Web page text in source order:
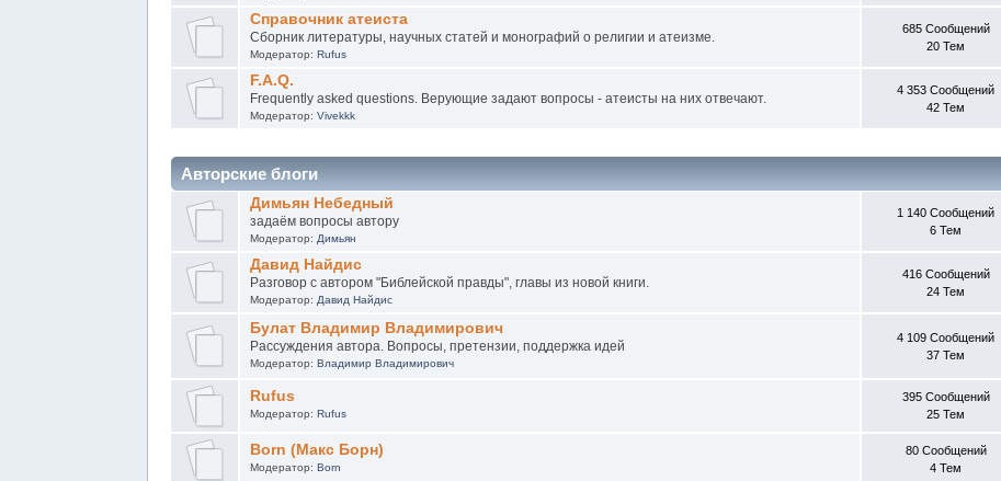
Справочник атеиста
Сборник литературы, научных статей и монографий о религии и атеизме.
Модератор:Rufus
685 Сообщений
20 Тем
F.A.Q.
Frequently asked questions. Верующие задают вопросы - атеисты на них отвечают.
Модератор:Vivekkk
4 353 Сообщений
42 Тем
Авторские блоги
Димьян Небедный
задаём вопросы автору
Модератор: Димьян
1 140 Сообщений
6 Тем
Давид Найдис
Разговор с автором "Библейской правды", главы из новой книги.
Модератор: Давид Найдис
416 Сообщений
24 Тем
Булат Владимир Владимирович
Рассуждения автора. Вопросы, претензии, поддержка идей
Модератор:Владимир Владимирович
4 109 Сообщений
37 Тем
Rufus
Модератор:Rufus
395 Сообщений
25 Тем
Born (Макс Борн)
Модератор:Born
80 Сообщений
4 Тем